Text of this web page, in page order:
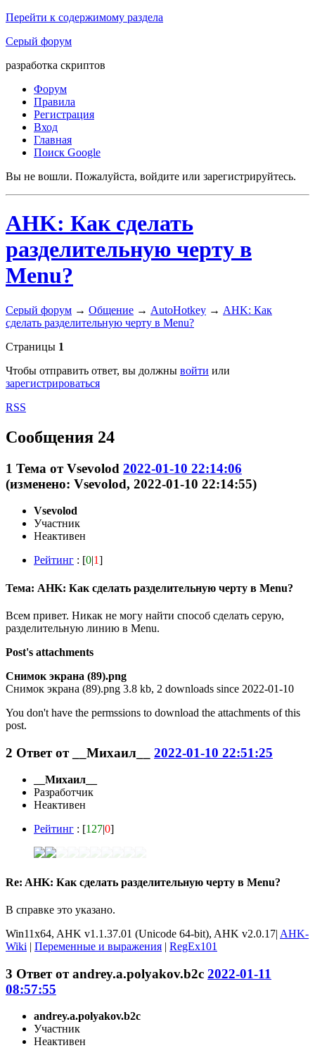
Перейти к содержимому раздела
Серый форум
разработка скриптов
Форум
Правила
Регистрация
Вход
Главная
Поиск Google
Вы не вошли. Пожалуйста, войдите или зарегистрируйтесь.
AHK: Как сделать
разделительную черту в
Menu?
Серый форум → Общение → AutoHotkey → AHK: Как
сделать разделительную черту в Menu?
Страницы 1
Чтобы отправить ответ, вы должны войти или
зарегистрироваться
RSS
Сообщения 24
1 Тема отVsevolod 2022-01-10 22:14:06
(изменено: Vsevolod, 2022-01-10 22:14:55)
Vsevolod
Участник
Неактивен
Рейтинг : [0|1]
Тема: AHK: Как сделать разделительную черту в Menu?
Всем привет. Никак не могу найти способ сделать серую,
разделительную линию в Menu.
Post's attachments
Снимок экрана (89).png
Снимок экрана (89).png 3.8 kb, 2 downloads since 2022-01-10
You don't have the permssions to download the attachments of this
post.
2 Ответ от __Михаил__ 2022-01-10 22:51:25
__Михаил__
Разработчик
Неактивен
Рейтинг : [127|0]
Re: AHK: Как сделать разделительную черту в Menu?
В справке это указано.
Win11x64, AHK v1.1.37.01 (Unicode 64-bit), AHK v2.0.17| AHK-
Wiki | Переменные и выражения | RegEx101
3 Ответ отandrey.a.polyakov.b2c 2022-01-11
08:57:55
andrey.a.polyakov.b2c
Участник
Неактивен